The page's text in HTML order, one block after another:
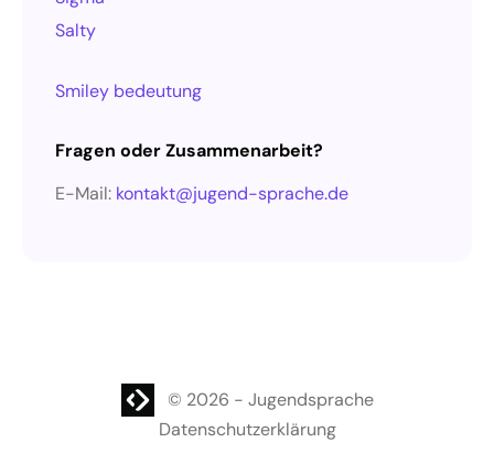
Salty
Smiley bedeutung
Fragen oder Zusammenarbeit?
E-Mail: kontakt@jugend-sprache.de
WordPress Website
© 2026 - Jugendsprache
Datenschutzerklärung